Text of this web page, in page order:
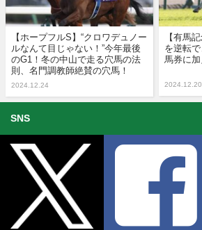
【ホープフルS】“クロワデュノー
ルなんて目じゃない！”今年最後
のG1！冬の中山で走る穴馬の法
則、名門調教師絶賛の穴馬！
2024.12.24
【有馬
を逆転
馬券に加
2024.12.20
SNS